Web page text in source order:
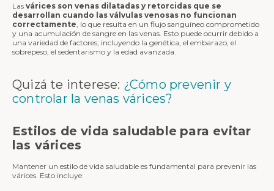
Las várices son venas dilatadas y retorcidas que se
desarrollan cuando las válvulas venosas no funcionan
correctamente , lo que resulta en un flujo sanguíneo comprometido
y una acumulación de sangre en las venas. Esto puede ocurrir debido a
una variedad de factores, incluyendo la genética, el embarazo, el
sobrepeso, el sedentarismo y la edad avanzada.
Quizá te interese: ¿Cómo prevenir y
controlar la venas várices?
Estilos de vida saludable para evitar
las várices
Mantener un estilo de vida saludable es fundamental para prevenir las
várices. Esto incluye: